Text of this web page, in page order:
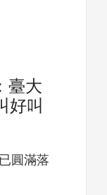
臺大
好叫
圓滿落